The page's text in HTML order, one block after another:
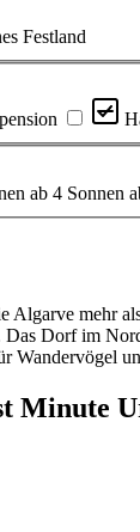
Festland
ab 4 Sonnen
Algarve mehr
Dorf im
Wandervögel
Minute